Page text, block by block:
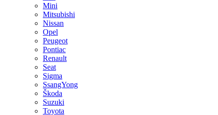
Mini
Mitsubishi
Nissan
Opel
Peugeot
Pontiac
Renault
Seat
Sigma
SsangYong
Škoda
Suzuki
Toyota